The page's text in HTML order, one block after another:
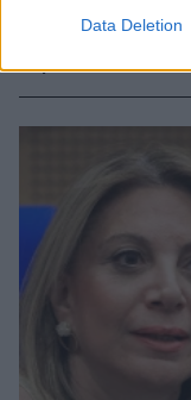
Data Deletion
τον 13χρονο
ιστορία του
χαρτοπετσέτα